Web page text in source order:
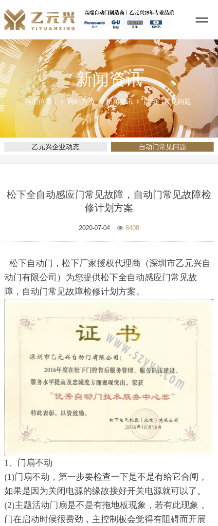
新闻资讯
当前位置： 网站首页 新闻资讯 自动门常见问题
乙元兴企业动态 自动门常见问题
松下全自动感应门常见故障，自动门常见故障检
修计划方案
2020-07-04 8408
松下自动门，松下厂家授权代理商（深圳市乙元兴自
动门有限公司）为您提供松下全自动感应门常见故
障，自动门常见故障检修计划方案。
1、门扇不动
(1)门扇不动，第一步要检查一下是不是有给它合闸，
如果是因为关闭电源的缘故接好开关电源就可以了。
(2)主题活动门扇是不是有拖地板现象，若有此现象，
门在启动时候很费劲，主控制板会觉得有阻碍而开展